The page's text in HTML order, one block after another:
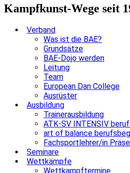
Kampfkunst-Wege seit
Verband
Was ist die BAE?
Grundsätze
BAE-Dojo werden
Leitung
Team
European Dan College
Ausrüster
Ausbildung
Trainerausbildung
ATK-SV INTENSIV
art of balance
Fachsportlehrer/in
Seminare
Wettkämpfe
Wettkampftermine